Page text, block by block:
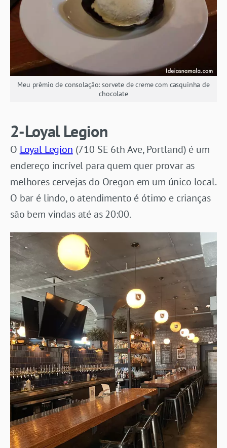
Meu prêmio de consolação: sorvete de creme com casquinha de
chocolate
2-Loyal Legion
O Loyal Legion (710 SE 6th Ave, Portland) é um
endereço incrível para quem quer provar as
melhores cervejas do Oregon em um único local.
O bar é lindo, o atendimento é ótimo e crianças
são bem vindas até as 20:00.